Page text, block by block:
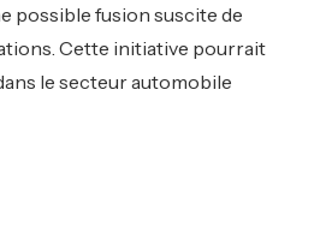
possible fusion suscite de
Cette initiative pourrait
le secteur automobile